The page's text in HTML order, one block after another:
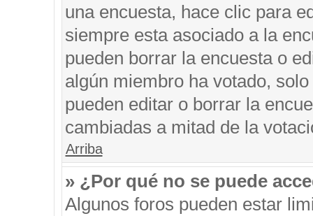
una encuesta, hace clic para
siempre esta asociado a la
pueden borrar la encuesta o
algún miembro ha votado,
pueden editar o borrar la
cambiadas a mitad de la
Arriba
» ¿Por qué no se puede
Algunos foros pueden estar